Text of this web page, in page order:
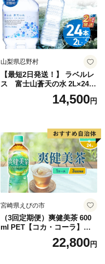
ルメ 福岡 九州 福岡県 国産
日本 ふかむし茶 ふかむし 家
庭用 自宅用 ちゃ りょくちゃ
ふかむしちゃ 急須 甘み 川崎
町 送料無料
山梨県忍野村
【最短2日発送！】 ラベルレ
ス 富士山蒼天の水 2L×24本
（4ケース）※離島不可 天然
水 ミネラルウォーター 水 ペ
産 シリカ ミネラル 美容 備蓄
防災 長期保存 富士山 山梨県
忍野村
14,500円
宮崎県えびの市
（3回定期便）爽健美茶 600
ml PET【コカ・コーラ】ペ
ットボトル 1ケース(24本) 定
期便 3回(72本) セット お茶
22,800円